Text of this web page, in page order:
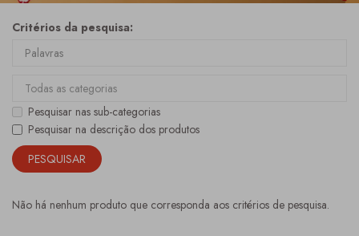
Critérios da pesquisa:
Pesquisar nas sub-categorias
Pesquisar na descrição dos produtos
Não há nenhum produto que corresponda aos critérios de pesquisa.